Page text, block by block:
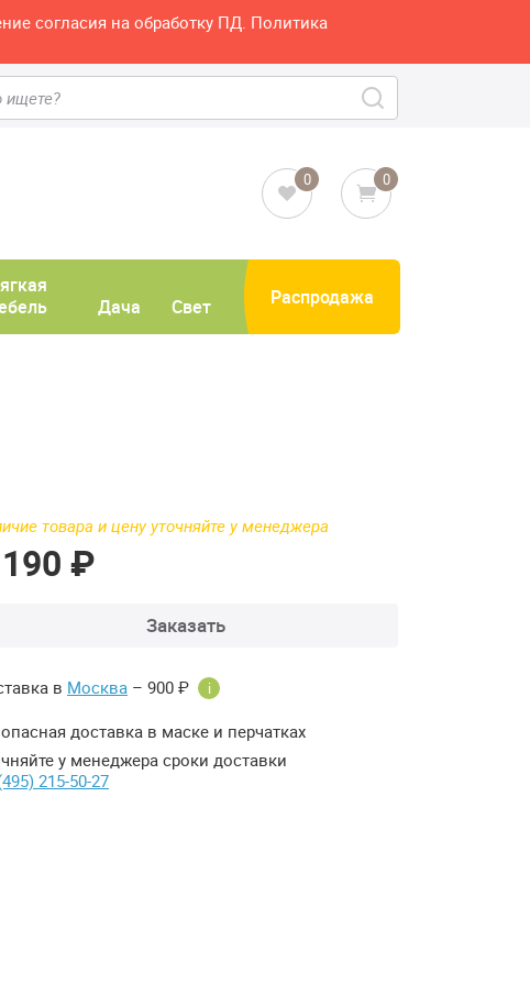
согласия на обработку ПД. Политика
0 0
Дача Свет Распродажа
товара и цену уточняйте у менеджера
₽
Заказать
в Москва – 900 ₽ i
доставка в маске и перчатках
у менеджера сроки доставки
215-50-27